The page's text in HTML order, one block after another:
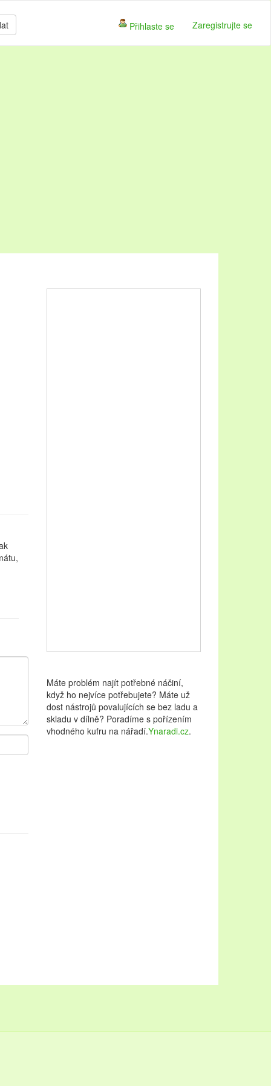
Přihlaste se Zaregistrujte se
Máte problém najít potřebné náčiní,
když ho nejvíce potřebujete? Máte už
dost nástrojů povalujících se bez ladu a
skladu v dílně? Poradíme s pořízením
vhodného kufru na nářadí.Ynaradi.cz.